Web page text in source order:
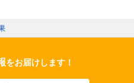
をお届けします！